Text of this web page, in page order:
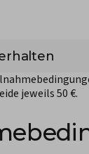
jeweils 50 €.